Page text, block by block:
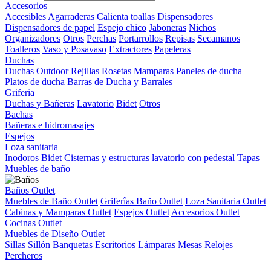
Accesorios
Accesibles Agarraderas Calienta toallas Dispensadores
Dispensadores de papel Espejo chico Jaboneras Nichos
Organizadores Otros Perchas Portarrollos Repisas Secamanos
Toalleros Vaso y Posavaso Extractores Papeleras
Duchas
Duchas Outdoor Rejillas Rosetas Mamparas Paneles de ducha
Platos de ducha Barras de Ducha y Barrales
Griferia
Duchas y Bañeras Lavatorio Bidet Otros
Bachas
Bañeras e hidromasajes
Espejos
Loza sanitaria
Inodoros Bidet Cisternas y estructuras lavatorio con pedestal Tapas
Muebles de baño
Baños Outlet
Muebles de Baño Outlet Griferîas Baño Outlet Loza Sanitaria Outlet
Cabinas y Mamparas Outlet Espejos Outlet Accesorios Outlet
Cocinas Outlet
Muebles de Diseño Outlet
Sillas Sillón Banquetas Escritorios Lámparas Mesas Relojes
Percheros